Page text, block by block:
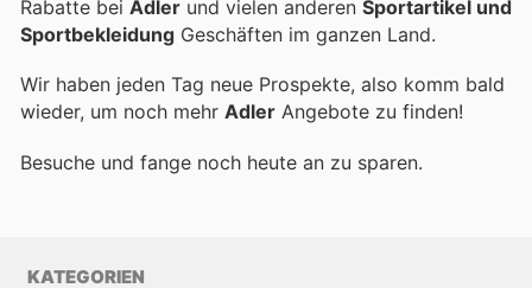
Rabatte bei Adler und vielen anderen Sportartikel und
Sportbekleidung Geschäften im ganzen Land.
Wir haben jeden Tag neue Prospekte, also komm bald
wieder, um noch mehr Adler Angebote zu finden!
Besuche und fange noch heute an zu sparen.
KATEGORIEN